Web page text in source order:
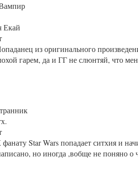
Екай
из оригинального
гарем, да и ГГ не слюнтяй, что
фанатуStar Wars попадает ситхия и
но иногда ,вобще не поняно о